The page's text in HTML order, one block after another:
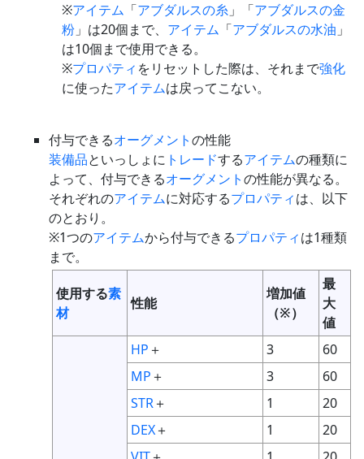
※アイテム 「アブダルスの糸 」「アブダルスの金
粉 」は20個まで、 アイテム 「アブダルスの水油 」
は10個まで使用できる。
※プロパティ をリセットした際は、それまで強化
に使ったアイテムは戻ってこない。
付与できるオーグメントの性能
装備品といっしょに トレードするアイテムの種類に
よって、付与できるオーグメントの性能が異なる。
それぞれのアイテムに対応するプロパティは、以下
のとおり。
※1つのアイテムから付与できるプロパティは1種類
まで。
使用する素
材
性能
増加値
（※）
最
大
値
HP ＋ 3
60
MP ＋ 3
60
STR＋ 1
20
DEX＋ 1
20